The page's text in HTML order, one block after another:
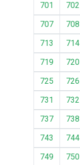
701
702
707
708
713
714
719
720
725
726
731
732
737
738
743
744
749
750